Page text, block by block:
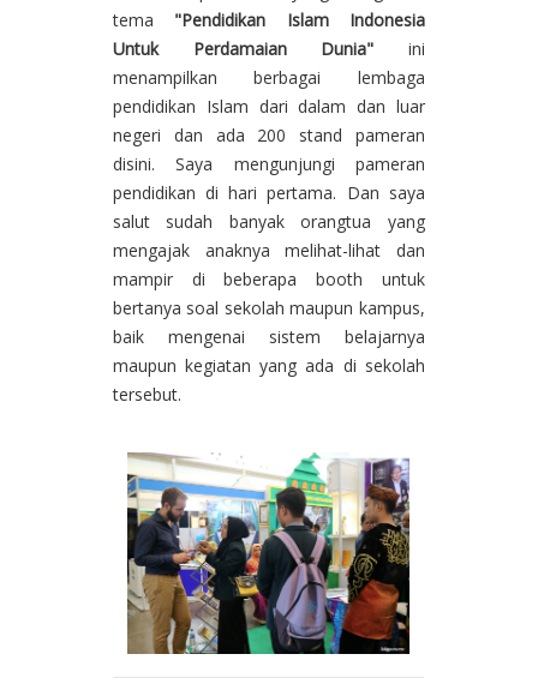
tema "Pendidikan Islam Indonesia
Untuk Perdamaian Dunia" ini
menampilkan berbagai lembaga
pendidikan Islam dari dalam dan luar
negeri dan ada 200 stand pameran
disini. Saya mengunjungi pameran
pendidikan di hari pertama. Dan saya
salut sudah banyak orangtua yang
mengajak anaknya melihat-lihat dan
mampir di beberapa booth untuk
bertanya soal sekolah maupun kampus,
baik mengenai sistem belajarnya
maupun kegiatan yang ada di sekolah
tersebut.